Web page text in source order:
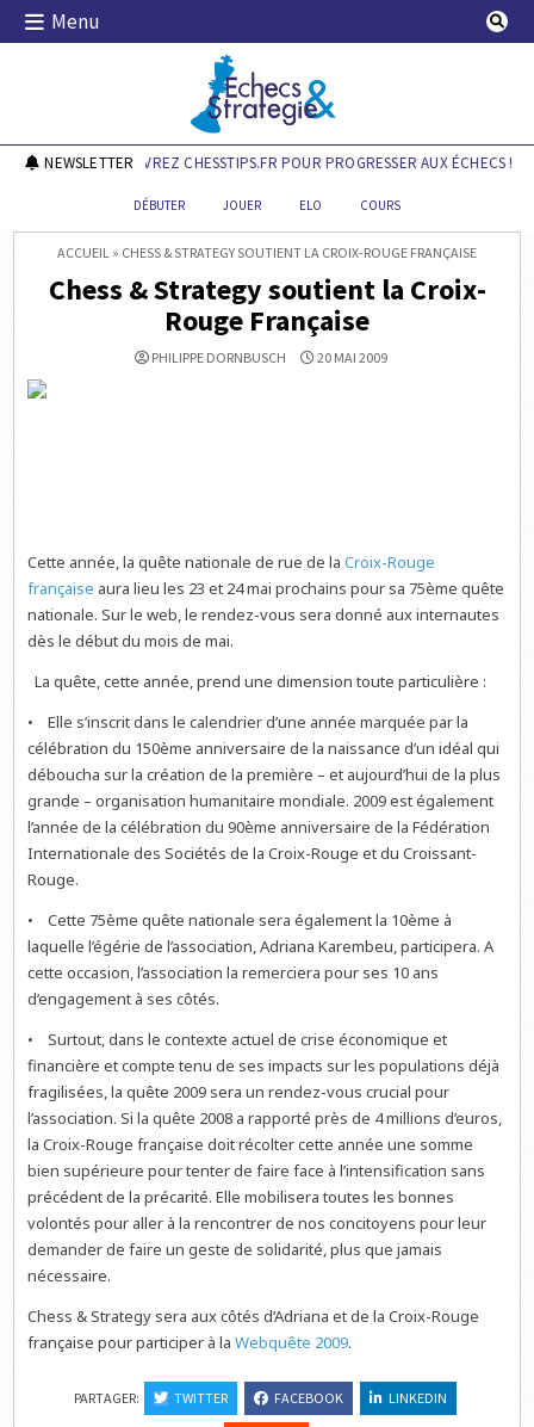
Skip
Menu
Echecs & Stratégie
NEWSLETTER
DÉCOUVREZ CHESSTIPS.FR POUR PROGRESSER AUX ÉCHECS !
DÉBUTER JOUER ELO COURS
ACCUEIL » CHESS & STRATEGY SOUTIENT LA CROIX-ROUGE FRANÇAISE
Chess & Strategy soutient la Croix-
Rouge Française
PHILIPPE DORNBUSCH 20 MAI 2009
Cette année, la quête nationale de rue de laCroix-Rouge
française aura lieu les 23 et 24 mai prochains pour sa 75ème quête
nationale. Sur le web, le rendez-vous sera donné aux internautes
dès le début du mois de mai.
La quête, cette année, prend une dimension toute particulière :
• Elle s’inscrit dans le calendrier d’une année marquée par la
célébration du 150ème anniversaire de la naissance d’un idéal qui
déboucha sur la création de la première – et aujourd’hui de la plus
grande – organisation humanitaire mondiale. 2009 est également
l’année de la célébration du 90ème anniversaire de la Fédération
Internationale des Sociétés de la Croix-Rouge et du Croissant-
Rouge.
• Cette 75ème quête nationale sera également la 10ème à
laquelle l’égérie de l’association, Adriana Karembeu, participera. A
cette occasion, l’association la remerciera pour ses 10 ans
d’engagement à ses côtés.
• Surtout, dans le contexte actuel de crise économique et
financière et compte tenu de ses impacts sur les populations déjà
fragilisées, la quête 2009 sera un rendez-vous crucial pour
l’association. Si la quête 2008 a rapporté près de 4 millions d’euros,
la Croix-Rouge française doit récolter cette année une somme
bien supérieure pour tenter de faire face à l’intensification sans
précédent de la précarité. Elle mobilisera toutes les bonnes
volontés pour aller à la rencontrer de nos concitoyens pour leur
demander de faire un geste de solidarité, plus que jamais
nécessaire.
Chess & Strategy sera aux côtés d’Adriana et de la Croix-Rouge
française pour participer à laWebquête 2009.
PARTAGER: TWITTER FACEBOOK LINKEDIN